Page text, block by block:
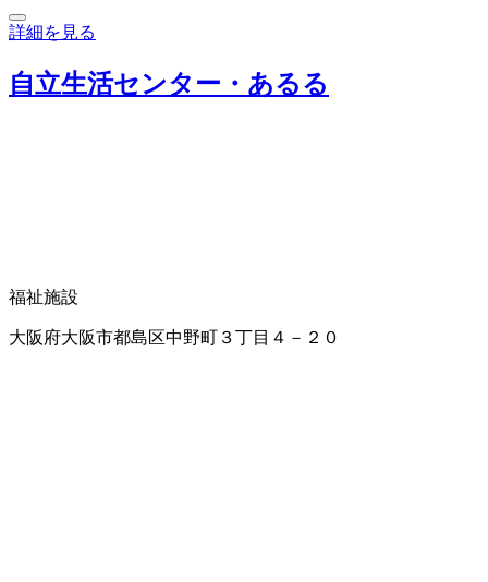
詳細を見る
自立生活センター・あるる
福祉施設
大阪府大阪市都島区中野町３丁目４－２０